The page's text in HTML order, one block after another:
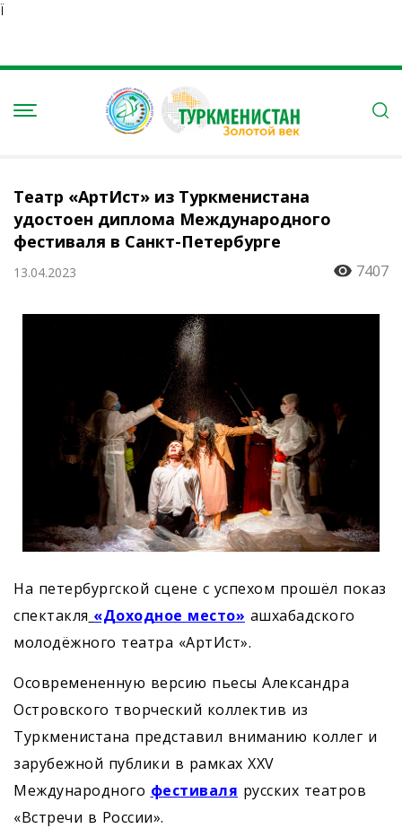
Ï
Театр «АртИст» из Туркменистана
удостоен диплома Международного
фестиваля в Санкт-Петербурге
13.04.2023 7407
На петербургской сцене с успехом прошёл показ
спектакля «Доходное место» ашхабадского
молодёжного театра «АртИст».
Осовремененную версию пьесы Александра
Островского творческий коллектив из
Туркменистана представил вниманию коллег и
зарубежной публики в рамках ХХV
Международного фестиваля русских театров
«Встречи в России».